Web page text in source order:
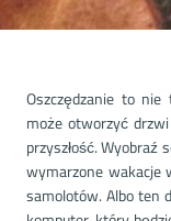
Oszczędzanie to
może otworzyć
przyszłość.
wymarzone wakacje
samolotów. Albo ten